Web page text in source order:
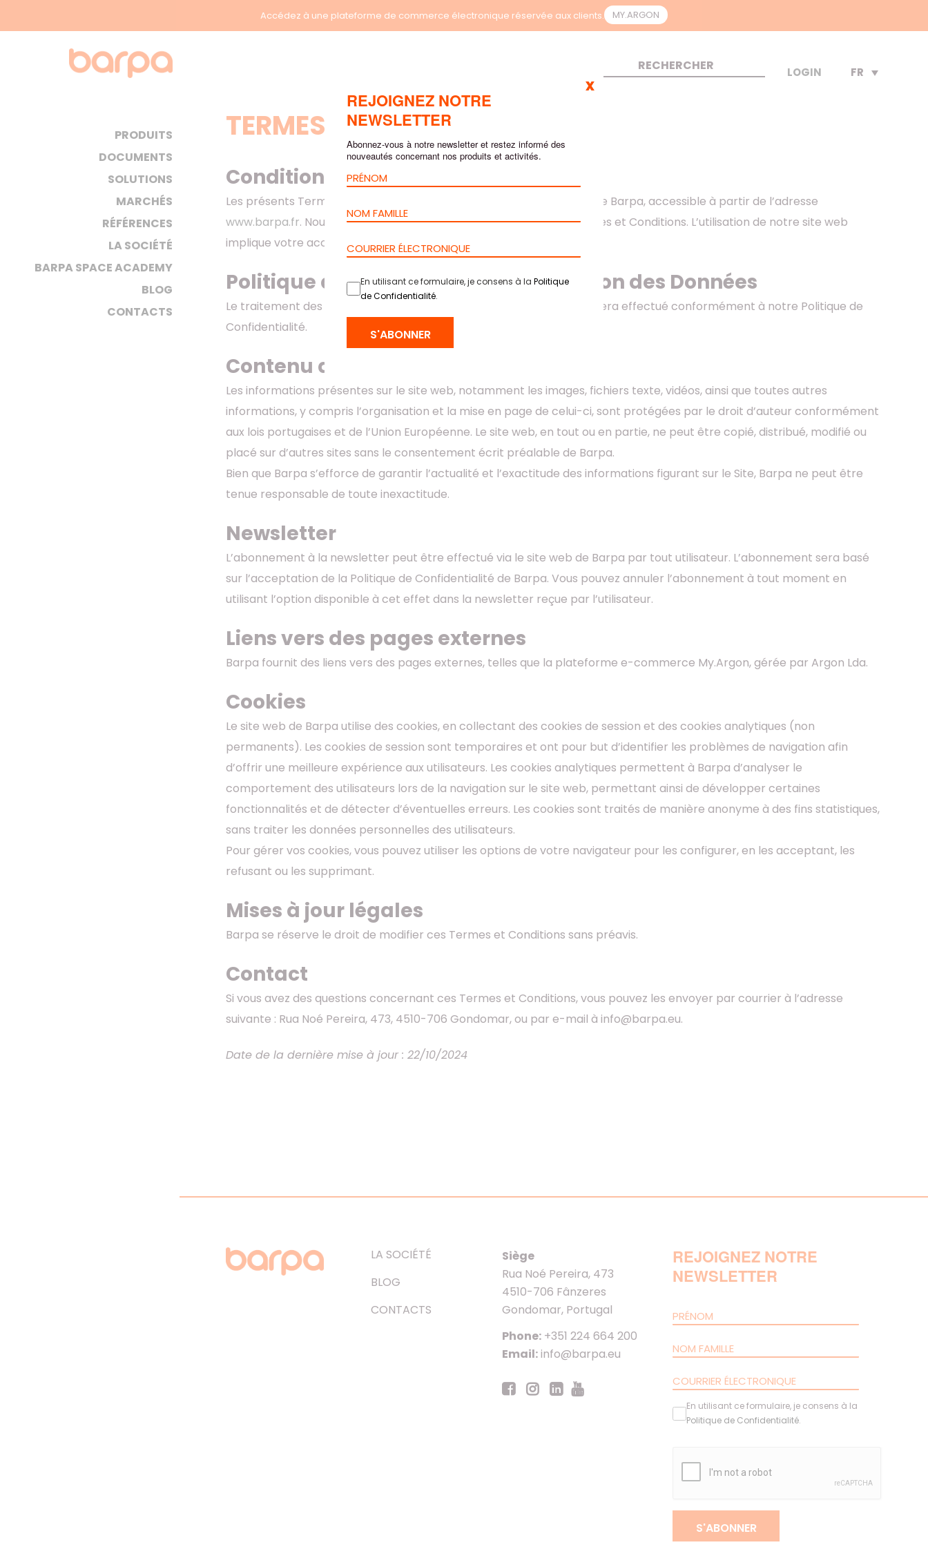
Accédez à une plateforme de commerce électronique réservée aux clients. MY.ARGON
PRODUITS
DOCUMENTS
SOLUTIONS
MARCHÉS
RÉFÉRENCES
LA SOCIÉTÉ
BARPA SPACE ACADEMY
BLOG
CONTACTS
LOGIN FR
TERMES ET CONDITIONS
Conditions Générales
Les présents Termes et Conditions régissent l’utilisation du site web de Barpa, accessible à partir de l’adresse
www.barpa.fr. Nous vous demandons de lire attentivement nos Termes et Conditions. L’utilisation de notre site web
implique votre acceptation de ces termes.
Politique de Confidentialité / Protection des Données
Le traitement des données personnelles envoyées à notre site web sera effectué conformément à notre Politique de
Confidentialité.
Contenu du Site Web
Les informations présentes sur le site web, notamment les images, fichiers texte, vidéos, ainsi que toutes autres
informations, y compris l’organisation et la mise en page de celui-ci, sont protégées par le droit d’auteur conformément
aux lois portugaises et de l’Union Européenne. Le site web, en tout ou en partie, ne peut être copié, distribué, modifié ou
placé sur d’autres sites sans le consentement écrit préalable de Barpa.
Bien que Barpa s’efforce de garantir l’actualité et l’exactitude des informations figurant sur le Site, Barpa ne peut être
tenue responsable de toute inexactitude.
Newsletter
L’abonnement à la newsletter peut être effectué via le site web de Barpa par tout utilisateur. L’abonnement sera basé
sur l’acceptation de la Politique de Confidentialité de Barpa. Vous pouvez annuler l’abonnement à tout moment en
utilisant l’option disponible à cet effet dans la newsletter reçue par l’utilisateur.
Liens vers des pages externes
Barpa fournit des liens vers des pages externes, telles que la plateforme e-commerce My.Argon, gérée par Argon Lda.
Cookies
Le site web de Barpa utilise des cookies, en collectant des cookies de session et des cookies analytiques (non
permanents). Les cookies de session sont temporaires et ont pour but d’identifier les problèmes de navigation afin
d’offrir une meilleure expérience aux utilisateurs. Les cookies analytiques permettent à Barpa d’analyser le
comportement des utilisateurs lors de la navigation sur le site web, permettant ainsi de développer certaines
fonctionnalités et de détecter d’éventuelles erreurs. Les cookies sont traités de manière anonyme à des fins statistiques,
sans traiter les données personnelles des utilisateurs.
Pour gérer vos cookies, vous pouvez utiliser les options de votre navigateur pour les configurer, en les acceptant, les
refusant ou les supprimant.
Mises à jour légales
Barpa se réserve le droit de modifier ces Termes et Conditions sans préavis.
Contact
Si vous avez des questions concernant ces Termes et Conditions, vous pouvez les envoyer par courrier à l’adresse
suivante : Rua Noé Pereira, 473, 4510-706 Gondomar, ou par e-mail à info@barpa.eu.
Date de la dernière mise à jour : 22/10/2024
LA SOCIÉTÉ
BLOG
CONTACTS
Siège
Rua Noé Pereira, 473
4510-706 Fânzeres
Gondomar, Portugal
Phone:+351 224 664 200
Email:info@barpa.eu
REJOIGNEZ NOTRE
NEWSLETTER
En utilisant ce formulaire, je consens à la
Politique de Confidentialité.
S'ABONNER
REJOIGNEZ NOTRE
NEWSLETTER
Abonnez-vous à notre newsletter et restez informé des
nouveautés concernant nos produits et activités.
En utilisant ce formulaire, je consens à la Politique
de Confidentialité.
S'ABONNER
x